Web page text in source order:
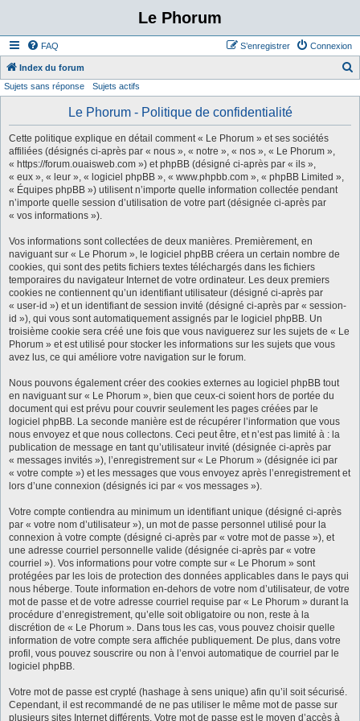
Le Phorum
FAQ Connexion
S’enregistrer
Index du forum
Sujets sans réponse Sujets actifs
Le Phorum - Politique de confidentialité
Cette politique explique en détail comment « Le Phorum » et ses sociétés
affiliées (désignés ci-après par « nous », « notre », « nos », « Le Phorum »,
« https://forum.ouaisweb.com ») et phpBB (désigné ci-après par « ils »,
« eux », « leur », « logiciel phpBB », « www.phpbb.com », « phpBB Limited »,
« Équipes phpBB ») utilisent n’importe quelle information collectée pendant
n’importe quelle session d’utilisation de votre part (désignée ci-après par
« vos informations »).
Vos informations sont collectées de deux manières. Premièrement, en
naviguant sur « Le Phorum », le logiciel phpBB créera un certain nombre de
cookies, qui sont des petits fichiers textes téléchargés dans les fichiers
temporaires du navigateur Internet de votre ordinateur. Les deux premiers
cookies ne contiennent qu’un identifiant utilisateur (désigné ci-après par
« user-id ») et un identifiant de session invité (désigné ci-après par « session-
id »), qui vous sont automatiquement assignés par le logiciel phpBB. Un
troisième cookie sera créé une fois que vous naviguerez sur les sujets de « Le
Phorum » et est utilisé pour stocker les informations sur les sujets que vous
avez lus, ce qui améliore votre navigation sur le forum.
Nous pouvons également créer des cookies externes au logiciel phpBB tout
en naviguant sur « Le Phorum », bien que ceux-ci soient hors de portée du
document qui est prévu pour couvrir seulement les pages créées par le
logiciel phpBB. La seconde manière est de récupérer l’information que vous
nous envoyez et que nous collectons. Ceci peut être, et n’est pas limité à : la
publication de message en tant qu’utilisateur invité (désignée ci-après par
« messages invités »), l’enregistrement sur « Le Phorum » (désignée ici par
« votre compte ») et les messages que vous envoyez après l’enregistrement et
lors d’une connexion (désignés ici par « vos messages »).
Votre compte contiendra au minimum un identifiant unique (désigné ci-après
par « votre nom d’utilisateur »), un mot de passe personnel utilisé pour la
connexion à votre compte (désigné ci-après par « votre mot de passe »), et
une adresse courriel personnelle valide (désignée ci-après par « votre
courriel »). Vos informations pour votre compte sur « Le Phorum » sont
protégées par les lois de protection des données applicables dans le pays qui
nous héberge. Toute information en-dehors de votre nom d’utilisateur, de votre
mot de passe et de votre adresse courriel requise par « Le Phorum » durant la
procédure d’enregistrement, qu’elle soit obligatoire ou non, reste à la
discrétion de « Le Phorum ». Dans tous les cas, vous pouvez choisir quelle
information de votre compte sera affichée publiquement. De plus, dans votre
profil, vous pouvez souscrire ou non à l’envoi automatique de courriel par le
logiciel phpBB.
Votre mot de passe est crypté (hashage à sens unique) afin qu’il soit sécurisé.
Cependant, il est recommandé de ne pas utiliser le même mot de passe sur
plusieurs sites Internet différents. Votre mot de passe est le moyen d’accès à